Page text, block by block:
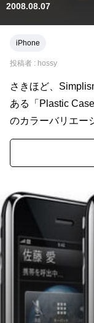
2008.08.07
iPhone
投稿者 : hossy
さきほど、
ある「Plastic
のカラーバリエー